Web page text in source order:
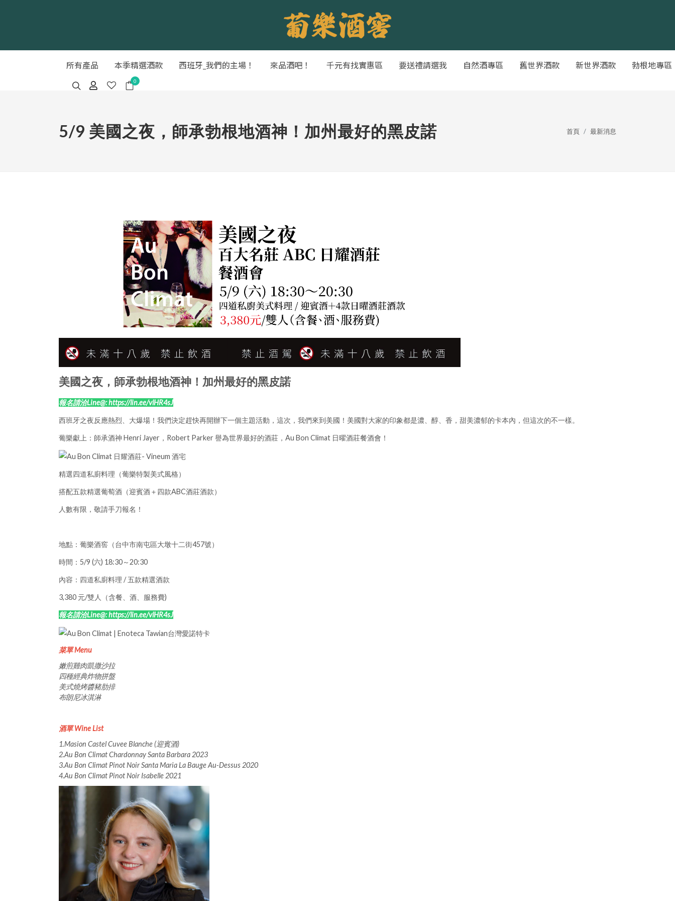
0
所有產品 本季精選酒款 西班牙_我們的主場！ 來品酒吧！ 千元有找實惠區 要送禮請選我 自然酒專區 舊世界酒款 新世界酒款 勃根地專區
5/9 美國之夜，師承勃根地酒神！加州最好的黑皮諾 首頁 最新消息
美國之夜，師承勃根地酒神！加州最好的黑皮諾
報名請洽Line@: https://lin.ee/vlHR4sJ
西班牙之夜反應熱烈、大爆場！我們決定趕快再開辦下一個主題活動，這次，我們來到美國！美國對大家的印象都是濃、醇、香，甜美濃郁的卡本內，但這次的不一樣。
葡樂獻上：師承酒神 Henri Jayer，Robert Parker 譽為世界最好的酒莊，Au Bon Climat 日曜酒莊餐酒會！
精選四道私廚料理（葡樂特製美式風格）
搭配五款精選葡萄酒（迎賓酒＋四款ABC酒莊酒款）
人數有限，敬請手刀報名！
地點：葡樂酒窖（台中市南屯區大墩十二街457號）
時間：5/9 (六) 18:30～20:30
內容：四道私廚料理 / 五款精選酒款
3,380 元/雙人（含餐、酒、服務費)
報名請洽Line@: https://lin.ee/vlHR4sJ
菜單 Menu
嫩煎雞肉凱撒沙拉
四種經典炸物拼盤
美式燒烤醬豬肋排
布朗尼冰淇淋
酒單 Wine List
1.Masion Castel Cuvee Blanche (迎賓酒)
2.Au Bon Climat Chardonnay Santa Barbara 2023
3.Au Bon Climat Pinot Noir Santa Maria La Bauge Au-Dessus 2020
4.Au Bon Climat Pinot Noir Isabelle 2021